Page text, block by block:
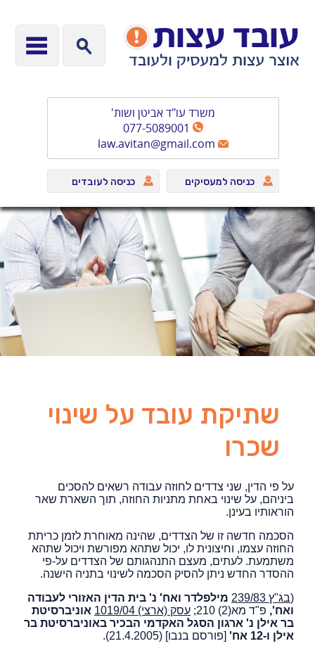
משרד עו"ד אביטן ושות'
077-5089001
law.avitan@gmail.com
כניסה למעסיקים כניסה לעובדים
שתיקת עובד על שינוי
שכרו
על פי הדין, שני צדדים לחוזה עבודה רשאים להסכים
ביניהם, על שינוי באחת מתניות החוזה, תוך השארת שאר
הוראותיו בעינן.
הסכמה חדשה זו של הצדדים, שהינה מאוחרת לזמן כריתת
החוזה עצמו, וחיצונית לו, יכול שתהא מפורשת ויכול שתהא
משתמעת. לעתים, מעצם התנהגותם של הצדדים על-פי
ההסדר החדש ניתן להסיק הסכמה לשינוי בתניה הישנה.
(בג"ץ 239/83
מילפלדר ואח' נ' בית הדין האזורי לעבודה
ואח', פ"ד מא(2) 210; עסק (ארצי) 1019/04
אוניברסיטת
בר אילן נ' ארגון הסגל האקדמי הבכיר באוניברסיטת בר
אילן ו-12 אח'
[פורסם בנבו] (21.4.2005).